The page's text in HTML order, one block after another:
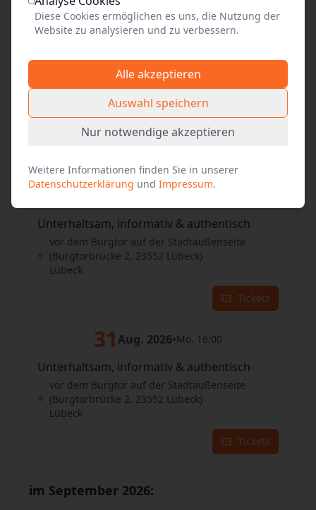
Tickets
29
Unterhaltsam, informativ & authentisch
vor dem Burgtor auf der Stadtaußenseite
(Burgtorbrücke 2, 23552 Lübeck)
Lübeck
30
Unterhaltsam, informativ & authentisch
vor dem Burgtor auf der Stadtaußenseite
(Burgtorbrücke 2, 23552 Lübeck)
Lübeck
Tickets
31 Aug. 2026•Mo. 16:00
Unterhaltsam, informativ & authentisch
vor dem Burgtor auf der Stadtaußenseite
(Burgtorbrücke 2, 23552 Lübeck)
Lübeck
Tickets
im September 2026:
Diese Cookies ermöglichen es uns, die Nutzung der
Website zu analysieren und zu verbessern.
Alle akzeptieren
Auswahl speichern
Nur notwendige akzeptieren
Weitere Informationen finden Sie in unserer
Datenschutzerklärung und Impressum.